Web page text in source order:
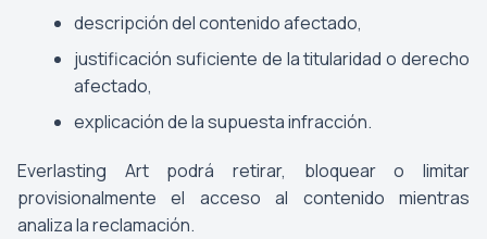
descripción del contenido afectado,
justificación suficiente de la titularidad o derecho
afectado,
explicación de la supuesta infracción.
Everlasting Art podrá retirar, bloquear o limitar
provisionalmente el acceso al contenido mientras
analiza la reclamación.